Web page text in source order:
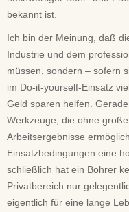
bekannt ist.
Ich bin der Meinung, daß
Industrie und dem
müssen, sondern – sofern
im Do-it-yourself-Einsatz
Geld sparen helfen.
Werkzeuge, die ohne
Arbeitsergebnisse
Einsatzbedingungen eine
schließlich hat ein Bohrer
Privatbereich nur
eigentlich für eine lange